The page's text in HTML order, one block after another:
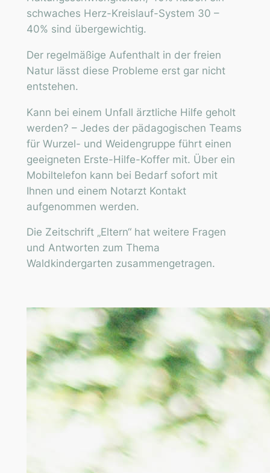
schwaches Herz-Kreislauf-System 30 –
40% sind übergewichtig.
Der regelmäßige Aufenthalt in der freien
Natur lässt diese Probleme erst gar nicht
entstehen.
Kann bei einem Unfall ärztliche Hilfe geholt
werden? – Jedes der pädagogischen Teams
für Wurzel- und Weidengruppe führt einen
geeigneten Erste-Hilfe-Koffer mit. Über ein
Mobiltelefon kann bei Bedarf sofort mit
Ihnen und einem Notarzt Kontakt
aufgenommen werden.
Die Zeitschrift „Eltern“ hat weitere Fragen
und Antworten zum Thema
Waldkindergarten zusammengetragen.